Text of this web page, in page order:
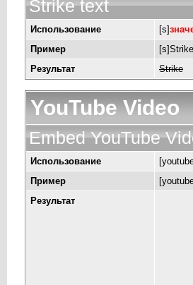
Strike text
Использование [s]
Пример
Результат
Strike
YouTube Video
Embed YouTube
Использование
Пример
Результат